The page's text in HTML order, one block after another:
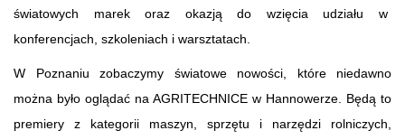
światowych marek oraz okazją do wzięcia udziału w
konferencjach, szkoleniach i warsztatach.
W Poznaniu zobaczymy światowe nowości, które niedawno
można było oglądać na AGRITECHNICE w Hannowerze. Będą to
premiery z kategorii maszyn, sprzętu i narzędzi rolniczych,